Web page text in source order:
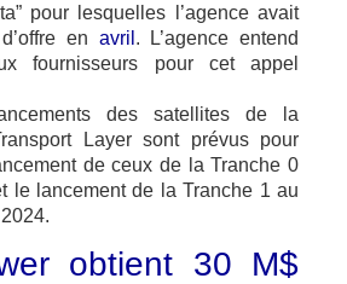
pour lesquelles l’agence avait
en avril . L’agence entend
fournisseurs pour cet appel
des satellites de la
Layer sont prévus pour
de ceux de la Tranche 0
le lancement de la Tranche 1 au
obtient 30 M$